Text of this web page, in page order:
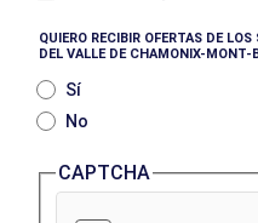
QUIERO RECIBIR OFERTAS DE
DEL VALLE DE CHAMONIX-MONT-
Sí
No
CAPTCHA